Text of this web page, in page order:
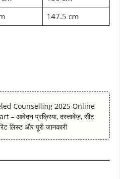
147.5 cm
Counselling 2025 Online
– आवेदन प्रक्रिया, दस्तावेज़, सीट
लिस्ट और पूरी जानकारी